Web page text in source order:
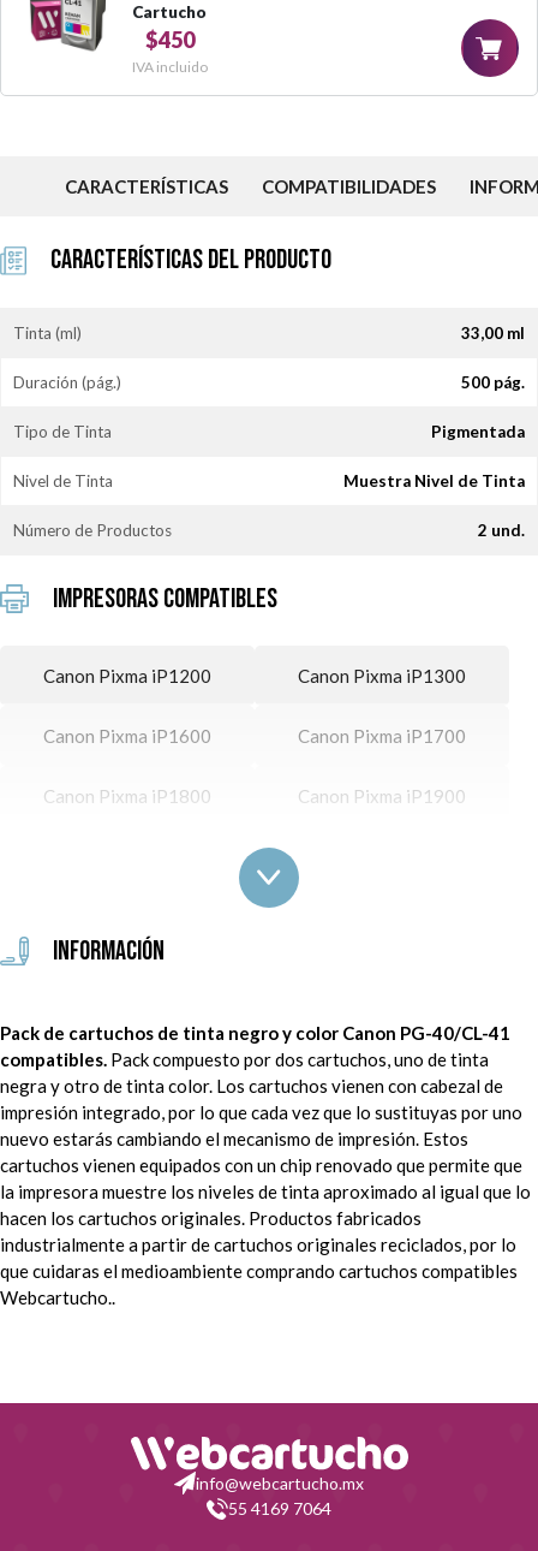
Cartucho
$450
IVA incluido
CARACTERÍSTICAS COMPATIBILIDADES
Características del Producto
Tinta (ml) 33,00 ml
Duración (pág.) 500 pág.
Tipo de Tinta Pigmentada
Nivel de Tinta Muestra Nivel de Tinta
Número de Productos 2 und.
Impresoras Compatibles
Canon Pixma iP1200 Canon Pixma iP1300
Canon Pixma iP1600 Canon Pixma iP1700
Canon Pixma iP1800 Canon Pixma iP1900
Canon Pixma MP190 Canon Pixma MP210
Canon Pixma MP220 Canon Pixma MP450
Canon Pixma MP450 X Canon Pixma MP460
Canon Pixma MP470 Canon Pixma MX300
Canon Pixma MX310 Canon Pixma MP300
Información
Pack de cartuchos de tinta negro y color Canon PG-40/CL-41
compatibles. Pack compuesto por dos cartuchos, uno de tinta
negra y otro de tinta color. Los cartuchos vienen con cabezal de
impresión integrado, por lo que cada vez que lo sustituyas por uno
nuevo estarás cambiando el mecanismo de impresión. Estos
cartuchos vienen equipados con un chip renovado que permite que
la impresora muestre los niveles de tinta aproximado al igual que lo
hacen los cartuchos originales. Productos fabricados
industrialmente a partir de cartuchos originales reciclados, por lo
que cuidaras el medioambiente comprando cartuchos compatibles
Webcartucho..
info@webcartucho.mx
55 4169 7064